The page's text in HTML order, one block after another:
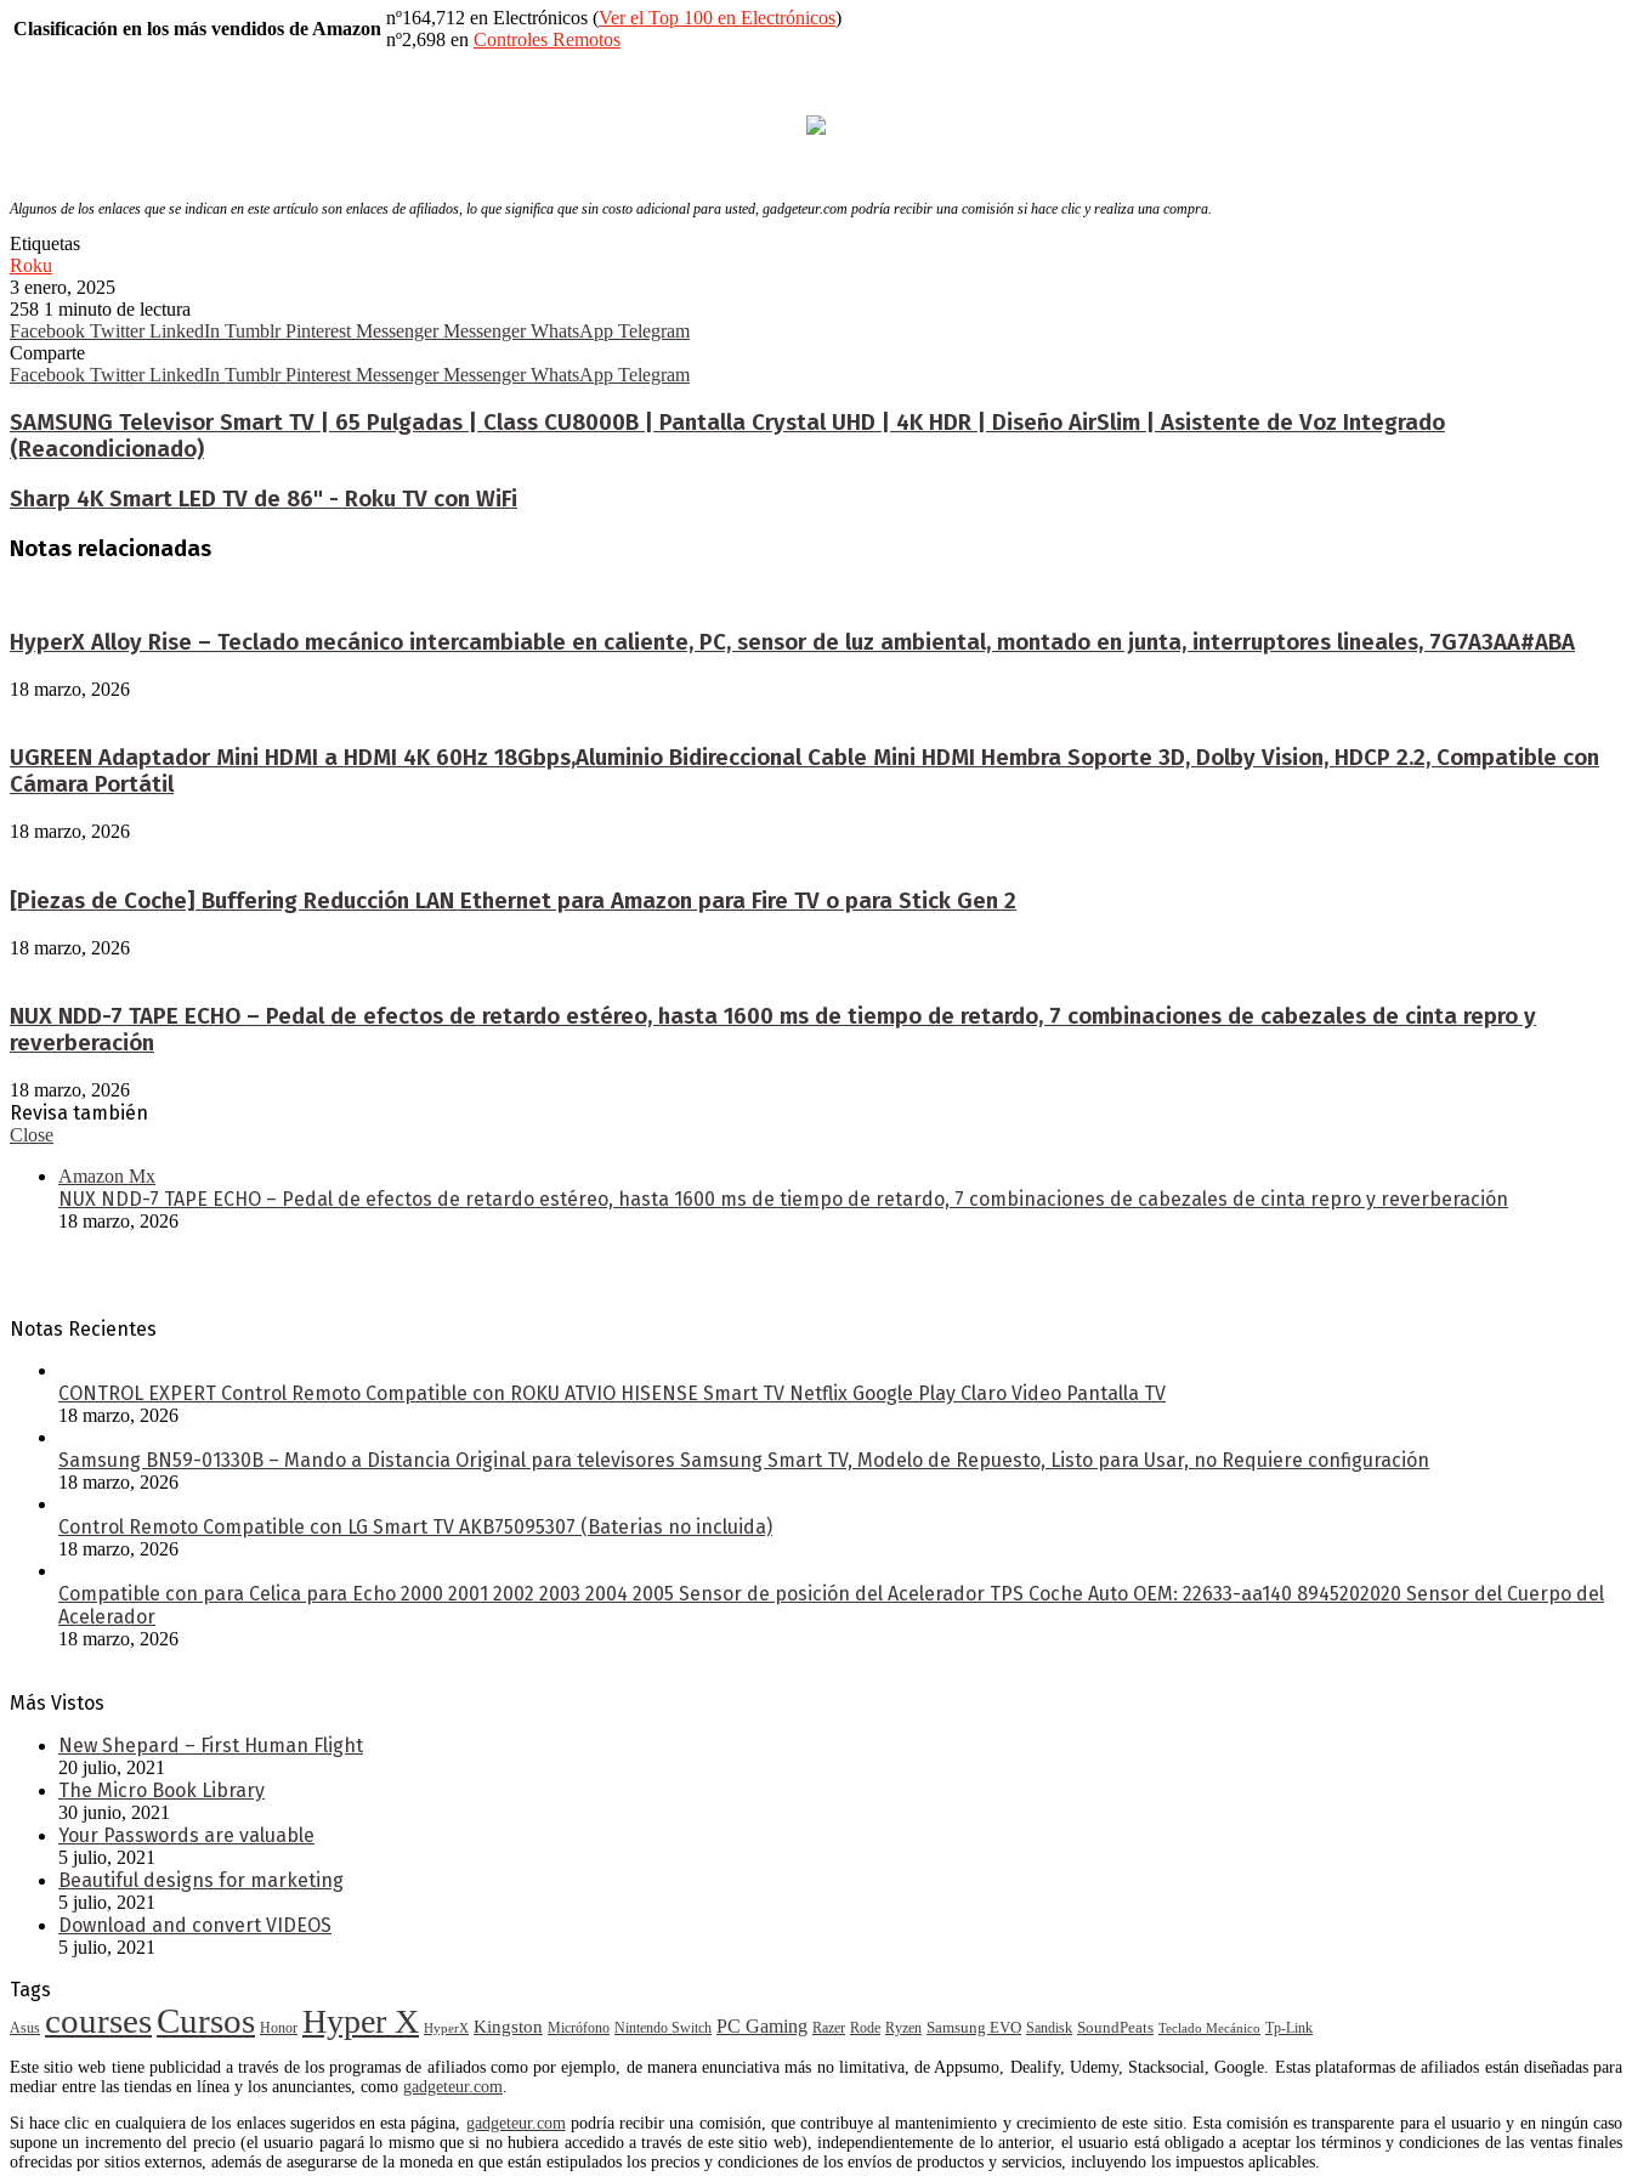
Clasificación en los más vendidos de Amazon
nº164,712 en Electrónicos (Ver el Top 100 en Electrónicos)
nº2,698 en Controles Remotos
Algunos de los enlaces que se indican en este artículo son enlaces de afiliados, lo que significa que sin costo adicional para usted, gadgeteur.com podría recibir una comisión si hace clic y realiza una compra.
Etiquetas
Roku
3 enero, 2025
258 1 minuto de lectura
Facebook Twitter LinkedIn Tumblr Pinterest Messenger Messenger WhatsApp Telegram
Comparte
Facebook Twitter LinkedIn Tumblr Pinterest Messenger Messenger WhatsApp Telegram
SAMSUNG Televisor Smart TV | 65 Pulgadas | Class CU8000B | Pantalla Crystal UHD | 4K HDR | Diseño AirSlim | Asistente de Voz Integrado
(Reacondicionado)
Sharp 4K Smart LED TV de 86" - Roku TV con WiFi
Notas relacionadas
HyperX Alloy Rise – Teclado mecánico intercambiable en caliente, PC, sensor de luz ambiental, montado en junta, interruptores lineales, 7G7A3AA#ABA
18 marzo, 2026
UGREEN Adaptador Mini HDMI a HDMI 4K 60Hz 18Gbps,Aluminio Bidireccional Cable Mini HDMI Hembra Soporte 3D, Dolby Vision, HDCP 2.2, Compatible con
Cámara Portátil
18 marzo, 2026
[Piezas de Coche] Buffering Reducción LAN Ethernet para Amazon para Fire TV o para Stick Gen 2
18 marzo, 2026
NUX NDD-7 TAPE ECHO – Pedal de efectos de retardo estéreo, hasta 1600 ms de tiempo de retardo, 7 combinaciones de cabezales de cinta repro y
reverberación
18 marzo, 2026
Revisa también
Close
Amazon Mx
NUX NDD-7 TAPE ECHO – Pedal de efectos de retardo estéreo, hasta 1600 ms de tiempo de retardo, 7 combinaciones de cabezales de cinta repro y reverberación
18 marzo, 2026
Notas Recientes
CONTROL EXPERT Control Remoto Compatible con ROKU ATVIO HISENSE Smart TV Netflix Google Play Claro Video Pantalla TV
18 marzo, 2026
Samsung BN59-01330B – Mando a Distancia Original para televisores Samsung Smart TV, Modelo de Repuesto, Listo para Usar, no Requiere configuración
18 marzo, 2026
Control Remoto Compatible con LG Smart TV AKB75095307 (Baterias no incluida)
18 marzo, 2026
Compatible con para Celica para Echo 2000 2001 2002 2003 2004 2005 Sensor de posición del Acelerador TPS Coche Auto OEM: 22633-aa140 8945202020 Sensor del Cuerpo del
Acelerador
18 marzo, 2026
Más Vistos
New Shepard – First Human Flight
20 julio, 2021
The Micro Book Library
30 junio, 2021
Your Passwords are valuable
5 julio, 2021
Beautiful designs for marketing
5 julio, 2021
Download and convert VIDEOS
5 julio, 2021
Tags
Asus coursesCursos Honor Hyper X HyperX Kingston Micrófono Nintendo Switch PC Gaming Razer Rode Ryzen Samsung EVO Sandisk SoundPeats Teclado Mecánico Tp-Link
Este sitio web tiene publicidad a través de los programas de afiliados como por ejemplo, de manera enunciativa más no limitativa, de Appsumo, Dealify, Udemy, Stacksocial, Google. Estas plataformas de afiliados están diseñadas para
mediar entre las tiendas en línea y los anunciantes, como gadgeteur.com.
Si hace clic en cualquiera de los enlaces sugeridos en esta página, gadgeteur.compodría recibir una comisión, que contribuye al mantenimiento y crecimiento de este sitio. Esta comisión es transparente para el usuario y en ningún caso
supone un incremento del precio (el usuario pagará lo mismo que si no hubiera accedido a través de este sitio web), independientemente de lo anterior, el usuario está obligado a aceptar los términos y condiciones de las ventas finales
ofrecidas por sitios externos, además de asegurarse de la moneda en que están estipulados los precios y condiciones de los envíos de productos y servicios, incluyendo los impuestos aplicables.